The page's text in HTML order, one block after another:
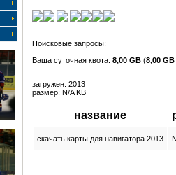
Ваша суточная квота: 8,00 GB (8,00 GB
загружен: 2013
размер: N/A KB
название
скачать карты для навигатора 2013